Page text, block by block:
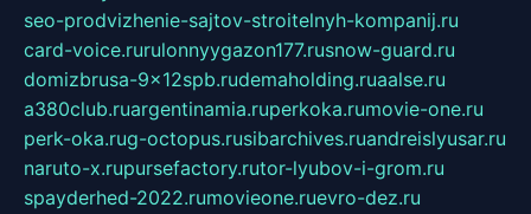
seo-prodvizhenie-sajtov-stroitelnyh-kompanij.ru
card-voice.rurulonnyygazon177.rusnow-guard.ru
domizbrusa-9x12spb.rudemaholding.ruaalse.ru
a380club.ruargentinamia.ruperkoka.rumovie-one.ru
perk-oka.rug-octopus.rusibarchives.ruandreislyusar.ru
naruto-x.rupursefactory.rutor-lyubov-i-grom.ru
spayderhed-2022.rumovieone.ruevro-dez.ru